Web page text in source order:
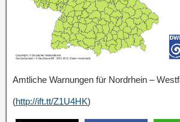
Amtliche Warnungen für Nordrhein –
(http://ift.tt/Z1U4HK)